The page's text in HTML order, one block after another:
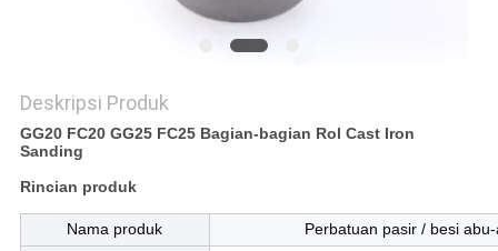
Deskripsi Produk
GG20 FC20 GG25 FC25 Bagian-bagian Rol Cast Iron
Sanding
Rincian produk
Nama produk
Perbatuan pasir / besi